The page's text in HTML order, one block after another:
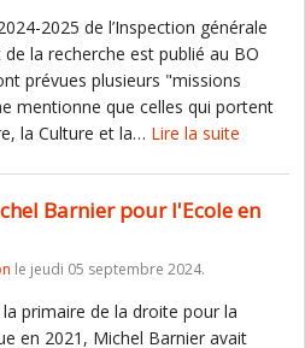
2025 de l’Inspection générale
la recherche est publié au BO
prévues plusieurs "missions
mentionne que celles qui portent
la Culture et la… Lire la suite
Barnier pour l'Ecole en
le jeudi 05 septembre 2024.
primaire de la droite pour la
en 2021, Michel Barnier avait